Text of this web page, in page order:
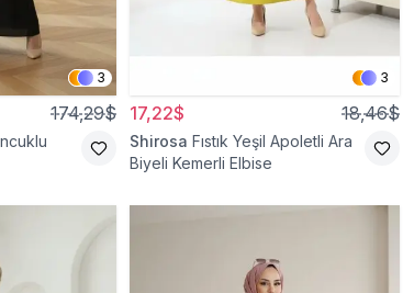
3
174,29$
3
17,22$ 18,46$
Shirosa Fıstık Yeşil Apoletli Ara
Biyeli Kemerli Elbise